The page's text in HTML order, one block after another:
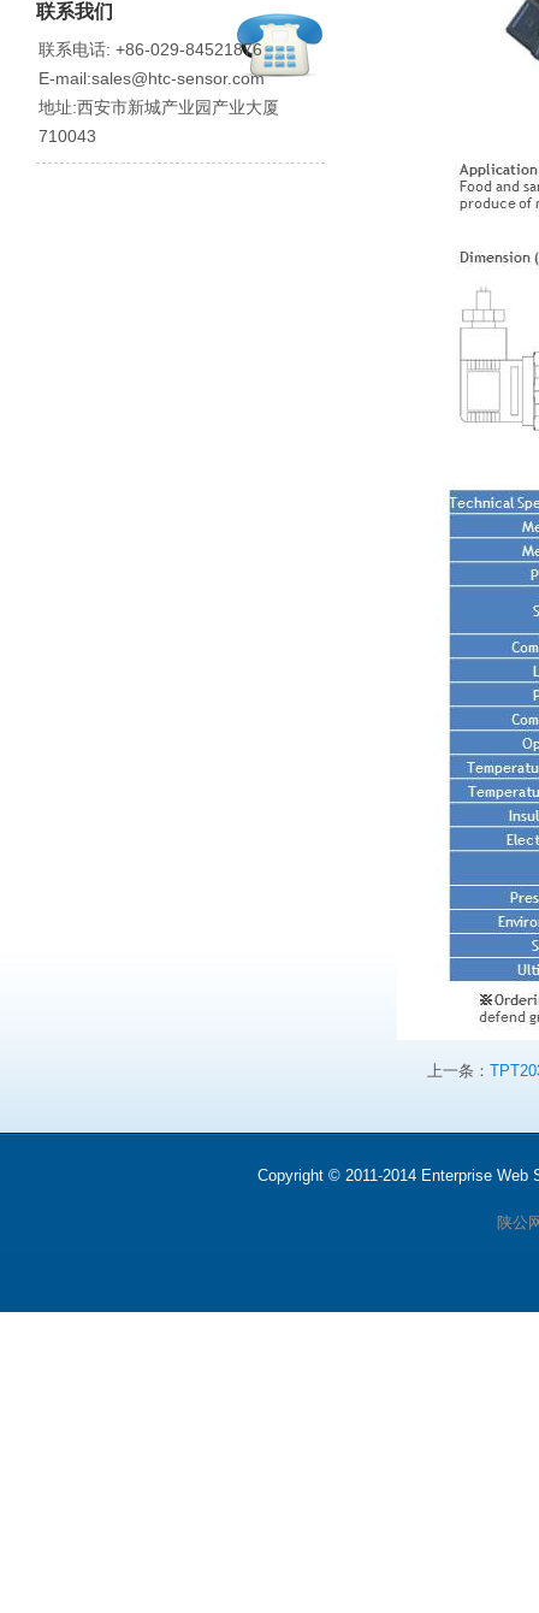
上一条：
联系我们
联系电话: +86-029-84521876
E-mail:sales@htc-sensor.com
地址:西安市新城产业园产业大厦
710043
Copyright © 2011-2014 Enterprise
陕公